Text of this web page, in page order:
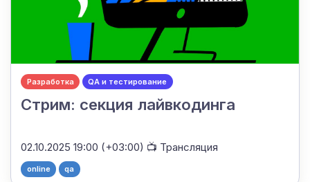
Разработка QA и тестирование
Стрим: секция лайвкодинга
02.10.2025 19:00 (+03:00) 📺 Трансляция
online qa